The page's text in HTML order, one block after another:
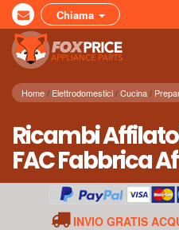
Chiama
Home Elettrodomestici Cucina
Ricambi
FAC Fabbrica
INVIO GRATIS